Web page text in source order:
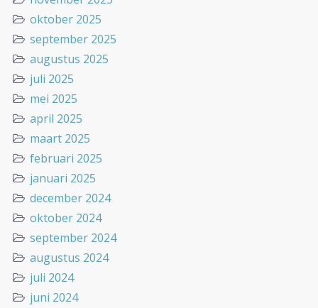
oktober 2025
september 2025
augustus 2025
juli 2025
mei 2025
april 2025
maart 2025
februari 2025
januari 2025
december 2024
oktober 2024
september 2024
augustus 2024
juli 2024
juni 2024